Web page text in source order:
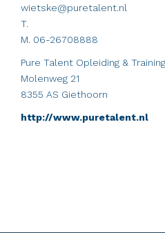
wietske@puretalent.nl
T.
M. 06-26708888
Pure Talent Opleiding & Training
Molenweg 21
8355 AS Giethoorn
http://www.puretalent.nl